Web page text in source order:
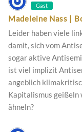
Gast
Madeleine Nass |
Leider haben viele
damit, sich vom
sogar aktive
ist viel implizit
angeblich
Kapitalismus
ähneln?